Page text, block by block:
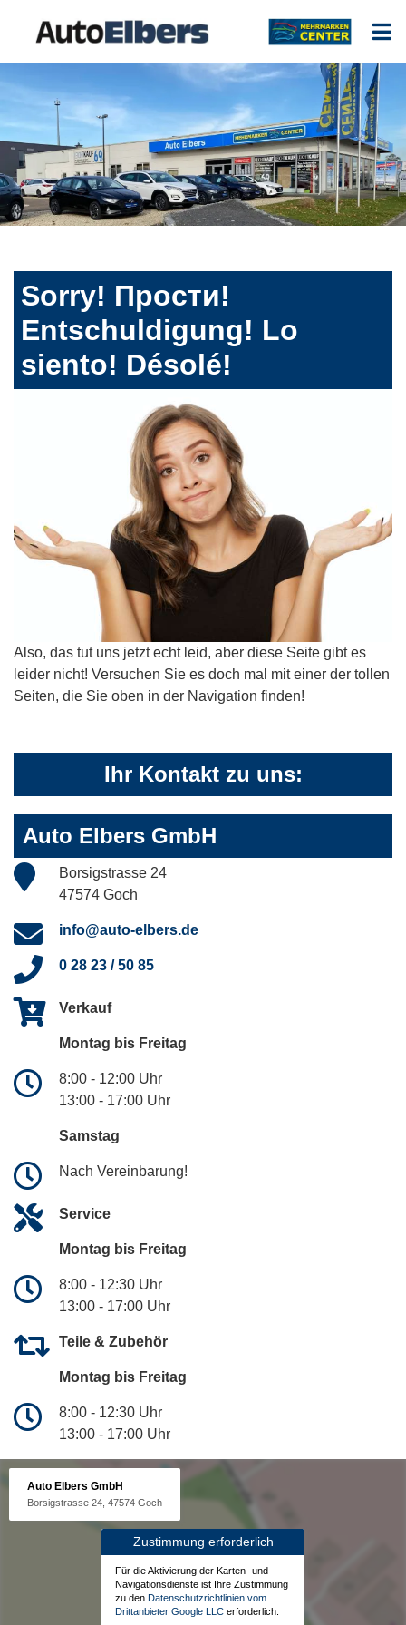
Sorry! Прости!
Entschuldigung! Lo
siento! Désolé!
Also, das tut uns jetzt echt leid, aber diese Seite gibt es
leider nicht! Versuchen Sie es doch mal mit einer der tollen
Seiten, die Sie oben in der Navigation finden!
Ihr Kontakt zu uns:
Auto Elbers GmbH
Borsigstrasse 24
47574 Goch
info@auto-elbers.de
0 28 23 / 50 85
Verkauf
Montag bis Freitag
8:00 - 12:00 Uhr
13:00 - 17:00 Uhr
Samstag
Nach Vereinbarung!
Service
Montag bis Freitag
8:00 - 12:30 Uhr
13:00 - 17:00 Uhr
Teile & Zubehör
Montag bis Freitag
8:00 - 12:30 Uhr
13:00 - 17:00 Uhr
Auto Elbers GmbH
Borsigstrasse 24, 47574 Goch
Zustimmung erforderlich
Für die Aktivierung der Karten- und
Navigationsdienste ist Ihre Zustimmung
zu den Datenschutzrichtlinien vom
Drittanbieter Google LLC erforderlich.